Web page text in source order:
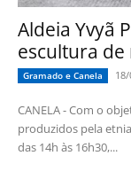
Aldeia Yvyã
escultura de
Gramado e Canela
CANELA - Com o
produzidos pela
das 14h às 16h30,...